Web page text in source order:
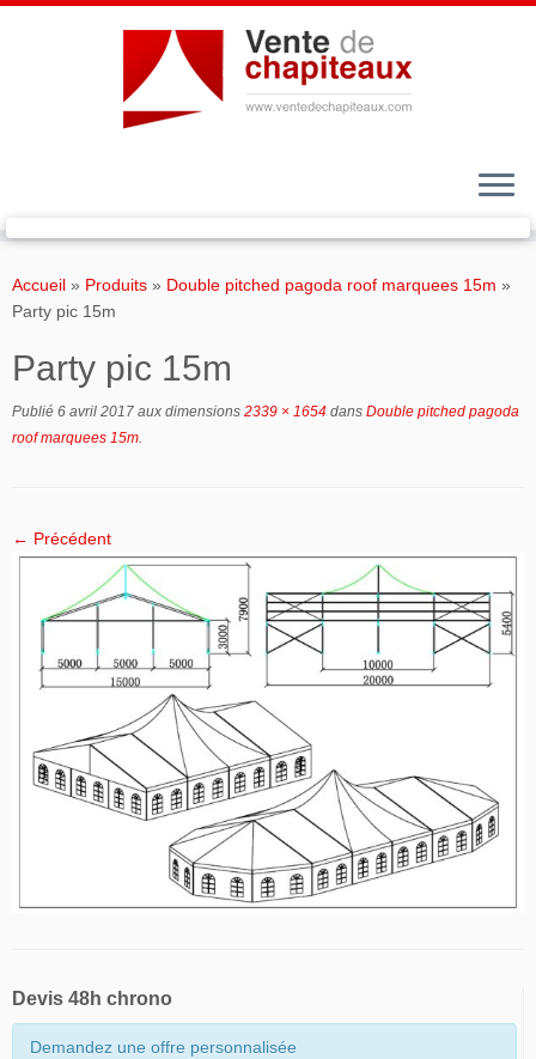
au
contenu
Accueil » Produits » Double pitched pagoda roof marquees 15m »
Party pic 15m
Party pic 15m
Publié 6 avril 2017 aux dimensions 2339 × 1654 dans Double pitched pagoda
roof marquees 15m.
← Précédent
Devis 48h chrono
Demandez une offre personnalisée